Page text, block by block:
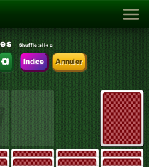
Shuffle:sH+c
Indice Annuler